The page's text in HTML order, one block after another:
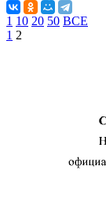
1 10 20 50 ВСЕ
1 2